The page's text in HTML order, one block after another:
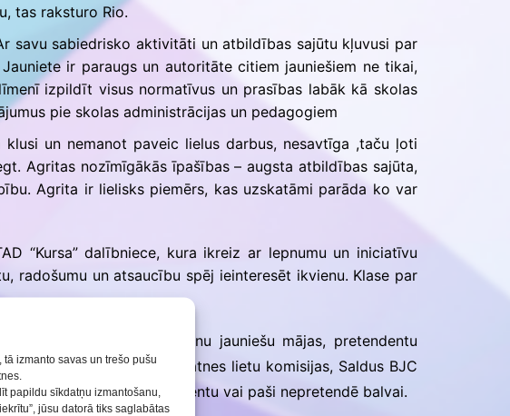
izmanto savas un trešo pušu
papildu sīkdatņu izmantošanu,
jūsu datorā tiks saglabātas
tas raksturo Rio.
savu sabiedrisko aktivitāti un atbildības sajūtu kļuvusi par
ir paraugs un autoritāte citiem jauniešiem ne tikai,
izpildīt visus normatīvus un prasības labāk kā skolas
pie skolas administrācijas un pedagogiem
un nemanot paveic lielus darbus, nesavtīga ,taču ļoti
Agritas nozīmīgākās īpašības – augsta atbildības sajūta,
Agrita ir lielisks piemērs, kas uzskatāmi parāda ko var
“Kursa” dalībniece, kura ikreiz ar lepnumu un iniciatīvu
radošumu un atsaucību spēj ieinteresēt ikvienu. Klase par
Saldus un Brocēnu jauniešu mājas, pretendentu
Izglītības un jaunatnes lietu komisijas, Saldus BJC
nav pieteikuši pretendentu vai paši nepretendē balvai.